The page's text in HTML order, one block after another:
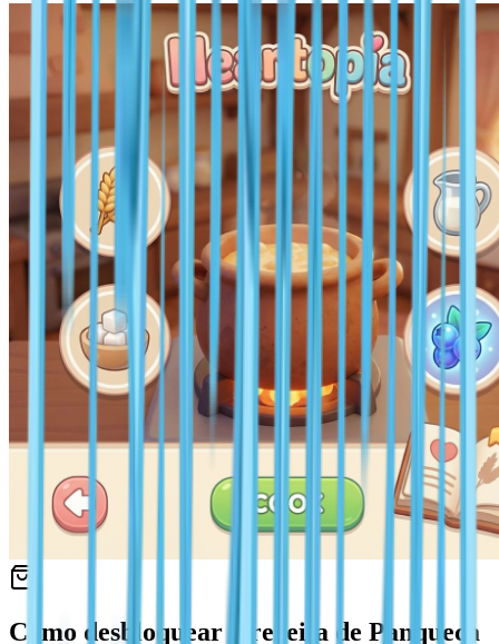
Como desbloquear a receita de Panqueca